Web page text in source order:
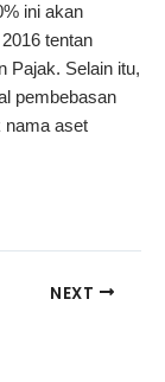
ini akan
tentan
Pajak. Selain itu,
pembebasan
nama aset
NEXT